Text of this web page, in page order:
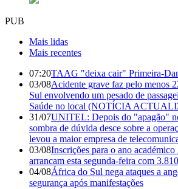
PUB
Mais lidas
Mais recentes
07:20TAAG "deixa cair" Primeira-
03/08Acidente grave faz pelo menos
Sul envolvendo um pesado de
Saúde no local (NOTÍCIA
31/07UNITEL: Depois do "apagão"
sombra de dúvida desce sobre a
levou a maior empresa de
03/08Inscrições para o ano
arrancam esta segunda-feira com
04/08África do Sul nega ataques a
segurança após manifestações